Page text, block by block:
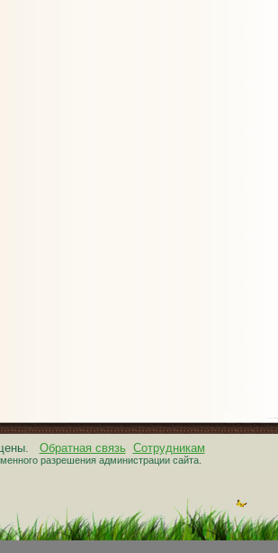
Обратная связь Сотрудникам
разрешения администрации сайта.